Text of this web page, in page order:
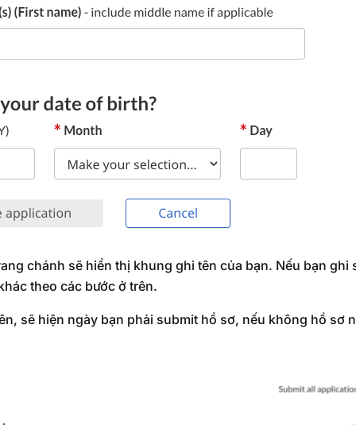
chánh sẽ hiển thị khung ghi tên của bạn. Nếu bạn ghi
theo các bước ở trên.
sẽ hiện ngày bạn phải submit hồ sơ, nếu không hồ sơ